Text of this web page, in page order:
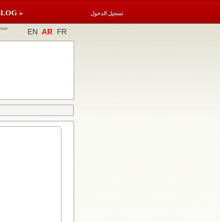
» تسجيل الدخول
EN AR FR